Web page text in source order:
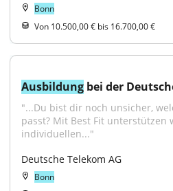
Bonn
Von 10.500,00 € bis 16.700,00 €
Ausbildung bei der
"...Du bist dir noch unsicher,
passt? Mit Best Fit
individuellen..."
Deutsche Telekom AG
Bonn